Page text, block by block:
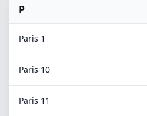
P
Paris 1
Paris 10
Paris 11